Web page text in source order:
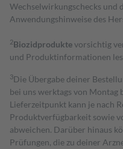
Wechselwirkungschecks und
Anwendungshinweise des
2Biozidproduktevorsichtig
und Produktinformationen
3Die Übergabe deiner
bei uns werktags von Montag
Lieferzeitpunkt kann je nach
Produktverfügbarkeit sowie
abweichen. Darüber hinaus
Prüfungen, die zu deiner